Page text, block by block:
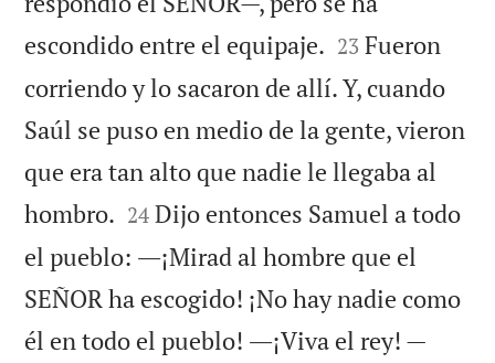
escondido entre el equipaje. 

23 Fueron
corriendo y lo sacaron de allí. Y, cuando
Saúl se puso en medio de la gente, vieron
que era tan alto que nadie le llegaba al
hombro. 

24 Dijo entonces Samuel a todo
el pueblo: ―¡Mirad al hombre que el
SEÑOR ha escogido! ¡No hay nadie como
él en todo el pueblo! ―¡Viva el rey! —